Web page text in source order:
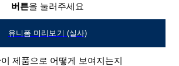
버튼을 눌러주세요
유니폼 미리보기 (실사)
제품으로 어떻게 보여지는지